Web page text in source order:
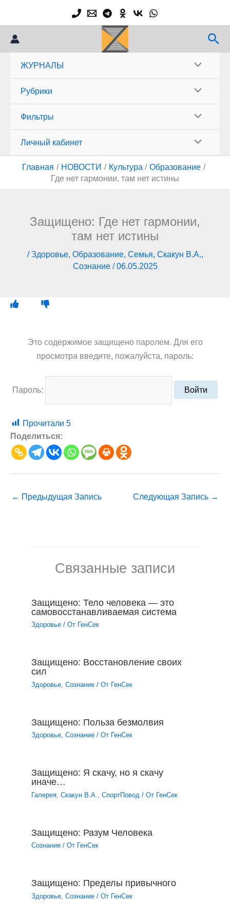
содержимому
ЖУРНАЛЫ
Рубрики
Фильтры
Личный кабинет
Главная НОВОСТИ Культура
Образование
Где нет гармонии, там нет истины
Защищено: Где нет гармонии,
там нет истины
/Здоровье, Образование, Семья, Скакун В.А.,
Сознание/06.05.2025
Это содержимое защищено паролем. Для его
просмотра введите, пожалуйста, пароль:
Пароль:
Прочитали 5
Поделиться:
← Предыдущая Запись Следующая Запись →
Связанные записи
Защищено: Тело человека — это
самовосстанавливаемая система
Здоровье / От ГенСек
Защищено: Восстановление своих
сил
Здоровье ,Сознание / От ГенСек
Защищено: Польза безмолвия
Здоровье,Сознание / От ГенСек
Защищено: Я скачу, но я скачу
иначе…
Галерея ,Скакун В.А. ,СпортПовод / От ГенСек
Защищено: Разум Человека
Сознание / От ГенСек
Защищено: Пределы привычного
Здоровье ,Сознание / От ГенСек